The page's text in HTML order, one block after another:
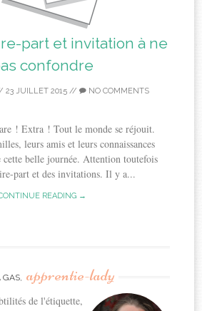
part et invitation à ne
confondre
23 JUILLET 2015// NO COMMENTS
! Extra ! Tout le monde se réjouit.
leurs amis et leurs connaissances
cette belle journée. Attention toutefois
part et des invitations. Il y a...
READING →
GAS, apprentie-lady
de l'étiquette,